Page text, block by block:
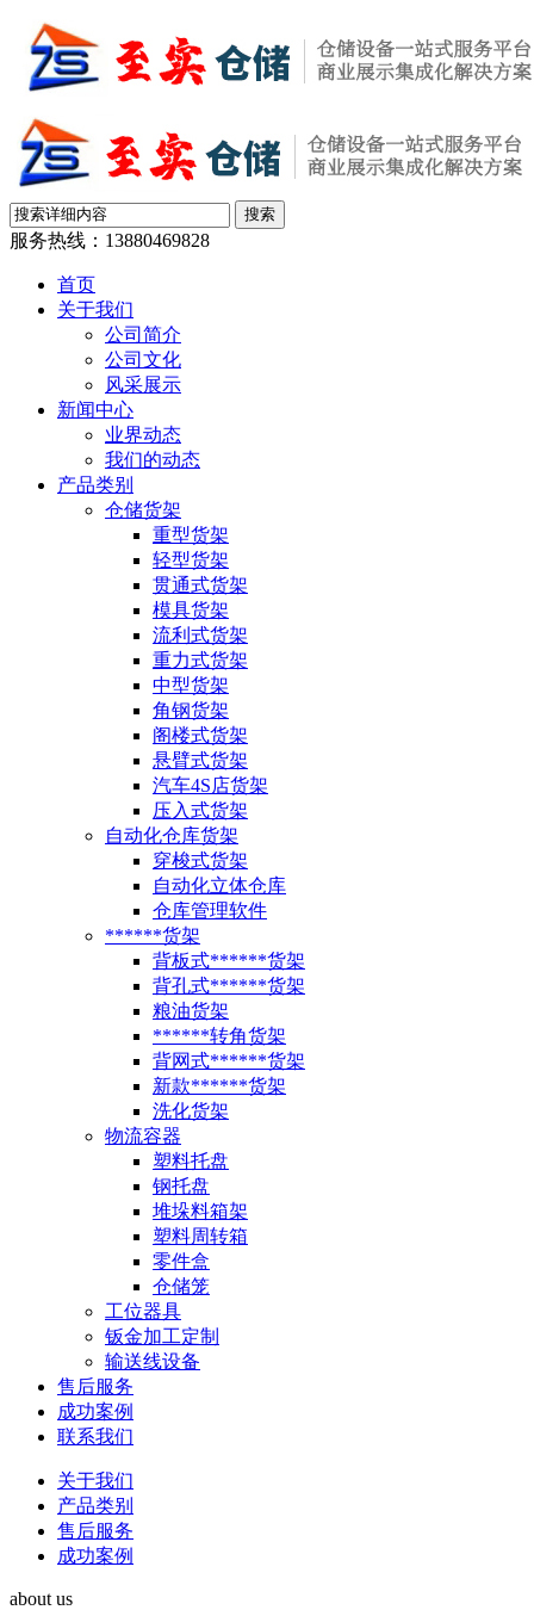
服务热线： 13880469828
首页
关于我们
公司简介
公司文化
风采展示
新闻中心
业界动态
我们的动态
产品类别
仓储货架
重型货架
轻型货架
贯通式货架
模具货架
流利式货架
重力式货架
中型货架
角钢货架
阁楼式货架
悬臂式货架
汽车4S店货架
压入式货架
自动化仓库货架
穿梭式货架
自动化立体仓库
仓库管理软件
******货架
背板式******货架
背孔式******货架
粮油货架
******转角货架
背网式******货架
新款******货架
洗化货架
物流容器
塑料托盘
钢托盘
堆垛料箱架
塑料周转箱
零件盒
仓储笼
工位器具
钣金加工定制
输送线设备
售后服务
成功案例
联系我们
关于我们
产品类别
售后服务
成功案例
about us